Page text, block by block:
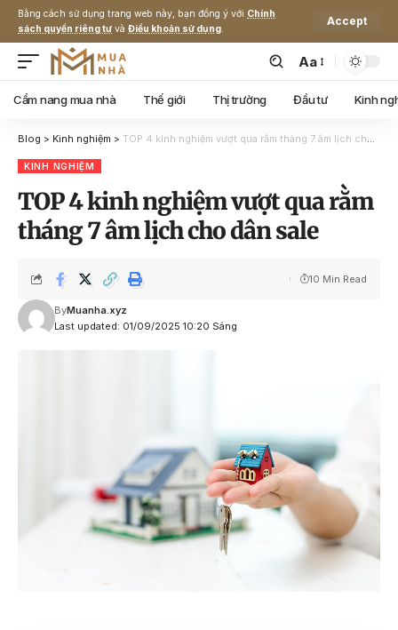
Bằng cách sử dụng trang web này, bạn đồng ý với Chính
sách quyền riêng tư và Điều khoản sử dụng.
Accept
Aa
Cẩm nang mua nhà Thế giới Thị trường Đầu tư Kinh
Blog > Kinh nghiệm > TOP 4 kinh nghiệm vượt qua rằm tháng 7 âm lịch cho dân sale
KINH NGHIỆM
TOP 4 kinh nghiệm vượt qua rằm
tháng 7 âm lịch cho dân sale
Last updated: 01/09/2025 10:20 Sáng
ByMuanha.xyz
10 Min Read